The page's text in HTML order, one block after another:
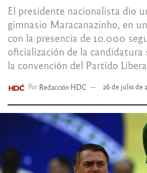
El presidente nacionalista dio
gimnasio Maracanazinho, en
con la presencia de 10.000
oficialización de la candidatura
la convención del Partido
Por Redacción HDC 26 de julio de